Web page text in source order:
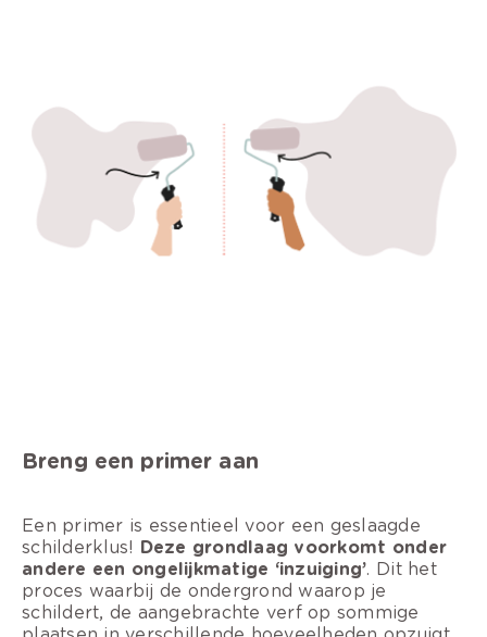
Breng een primer aan
Een primer is essentieel voor een geslaagde
schilderklus! Deze grondlaag voorkomt onder
andere een ongelijkmatige ‘inzuiging’. Dit het
proces waarbij de ondergrond waarop je
schildert, de aangebrachte verf op sommige